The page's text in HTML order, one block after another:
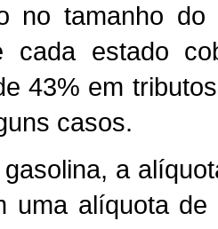
no tamanho
cada estado
43% em
casos.
a
uma alíquota